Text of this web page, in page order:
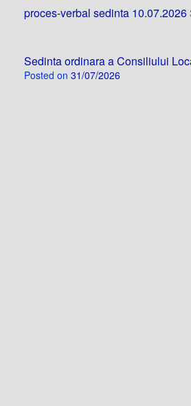
proces-verbal sedinta 10.07.2026
Sedinta ordinara a Consiliului
Posted on 31/07/2026